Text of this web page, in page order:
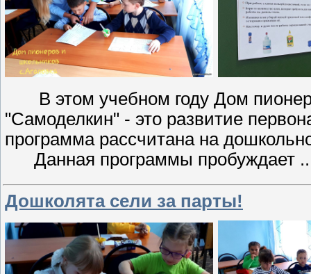
В этом учебном году Дом
"Самоделкин" - это развитие
программа рассчитана на
Данная программы пробуждает
Дошколята сели за парты!